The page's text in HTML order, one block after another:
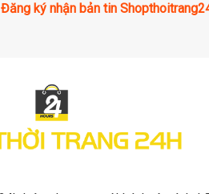
Đăng ký nhận bản tin